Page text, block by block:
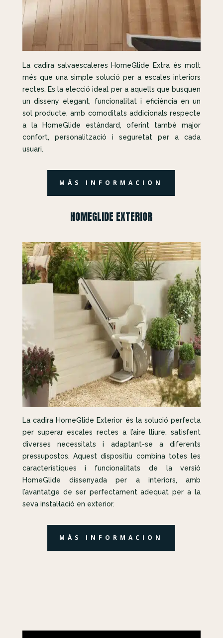
La cadira salvaescaleres HomeGlide Extra és molt
més que una simple solució per a escales interiors
rectes. És la elecció ideal per a aquells que busquen
un disseny elegant, funcionalitat i eficiència en un
sol producte, amb comoditats addicionals respecte
a la HomeGlide estàndard, oferint també major
confort, personalització i seguretat per a cada
usuari.
MÁS INFORMACION
HOMEGLIDE EXTERIOR
La cadira HomeGlide Exterior és la solució perfecta
per superar escales rectes a l’aire lliure, satisfent
diverses necessitats i adaptant-se a diferents
pressupostos. Aquest dispositiu combina totes les
característiques i funcionalitats de la versió
HomeGlide dissenyada per a interiors, amb
l’avantatge de ser perfectament adequat per a la
seva instal·lació en exterior.
MÁS INFORMACION